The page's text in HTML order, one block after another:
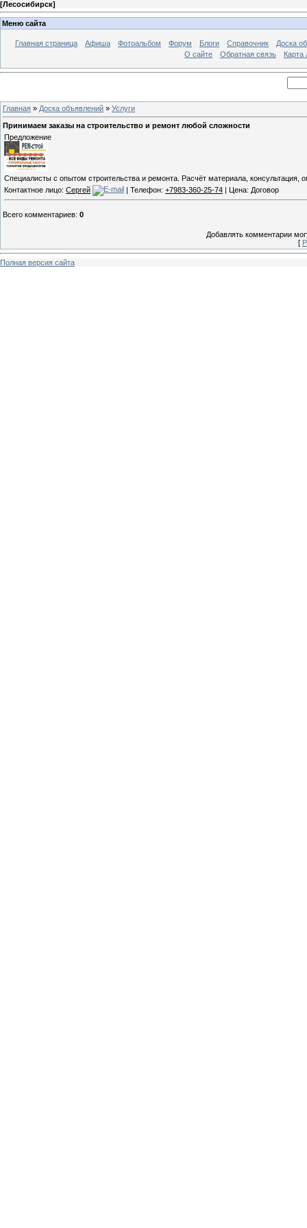
[Лесосибирск]
Меню сайта
Главная страница Афиша Фотоальбом Форум Блоги Справочник
Доска
О сайте
Обратная связь Карта
Главная » Доска объявлений » Услуги
Принимаем заказы на строительство и ремонт любой сложности
Предложение
Специалисты с опытом строительства и ремонта. Расчёт материала,
Контактное лицо: Сергей | Телефон: +7983-360-25-74 | Цена: Договор
Всего комментариев: 0
Добавлять комментарии
[
Полная версия сайта